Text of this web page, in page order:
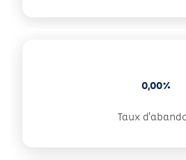
0,00%
Taux